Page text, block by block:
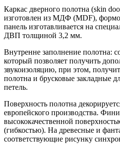
Каркас дверного полотна (skin
изготовлен из МДФ (MDF),
панель изготавливается на
ДВП толщиной 3,2 мм.
Внутренне заполнение полотна:
который позволяет получить
звукоизоляцию, при этом,
полотна и брусковые закладные
петель.
Поверхность полотна
европейского производства.
высококачественной
(гибкостью). На древесные и
соответствующие рисунку